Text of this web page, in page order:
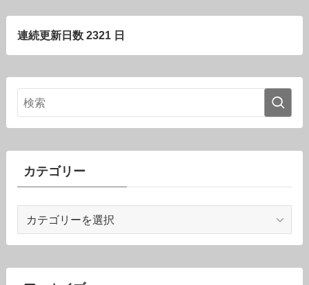
連続更新日数 2321 日
カテゴリー
ゴ
ー